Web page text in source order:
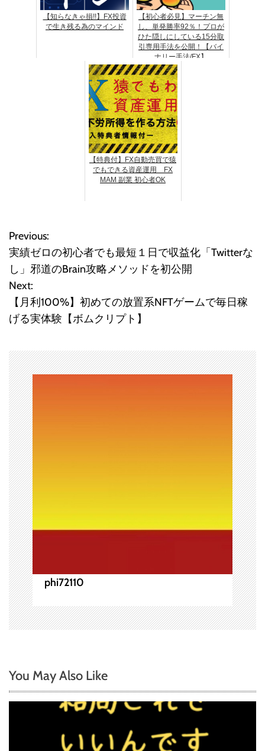
【知らなきゃ損!!】FX投資
で生き残る為のマインド
【初心者必見】マーチン無
し、単発勝率92％！プロが
ひた隠しにしている15分取
引専用手法を公開！【バイ
ナリー手法/FX】
【特典付】FX自動売買で猿
でもできる資産運用 FX
MAM 副業 初心者OK
投
稿
ナ
ビ
ー
シ
ョ
ン
Previous:
実績ゼロの初心者でも最短１日で収益化「Twitterな
し」邪道のBrain攻略メソッドを初公開
Next:
【月利100%】初めての放置系NFTゲームで毎日稼
げる実体験【ボムクリプト】
phi72110
You May Also Like